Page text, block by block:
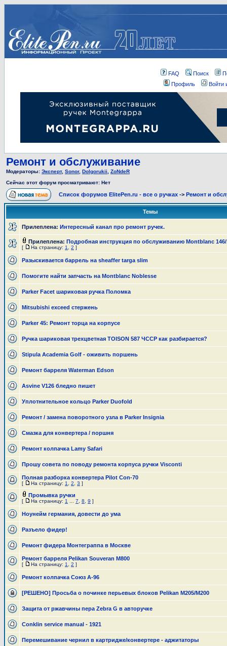
FAQ Поиск
Профиль
Войти
Ремонт и обслуживание
Модераторы: Эксперт, Sonor, Dolgorukii
ZoNdeR
Сейчас этот форум просматривают: Нет
Список форумов ElitePen.ru - все о ручках -> Ремонт и
Темы
Прилеплена: Интересный канал про ремонт ручек.
Прилеплена: Подробная инструкция по обслуживанию Montblanc 146/
[ На страницу: 1 2 ]
Разыскивается баррель на sheaffer targa slim
Помогите найти запчасть на Montblanс Nоblеssе
Parker Facet шариковая ручка Поломка
Mitsubishi exceed стержень
Parker 45: Ремонт торца на корпусе
Ручка шариковая трехцветная TOISON 587 ЧССР как разбирается?
Stipula Academia Golf - оживить поршень
Ремонт барреля Waterman Edson
Asvine V126 бледно пишет
Уплотнительное кольцо Parker Duofold
Ремонт / замена поворотного узла в Parker Insignia
Смазка для конвертера / поршня
Ремонт колпачка Lamy Safari
Прошу совета по поводу ремонта корпуса ручки Visconti
Полная разборка конвертера Pilot Con-70
[ На страницу: 1 2 3 ]
Промывка ручки
[ На страницу: 1 7 8 9 ]
Ноунейм германия, довести до ума
Разъело фидер!
Ремонт фидера Монтеграппа в Москве
Ремонт барреля Pelikan Souveran M800
[ На страницу: 1 2 ]
Ремонт колпачка Союз А-96
[РЕШЕНО] Просьба о починке перьевых блоков Pelikan M205/M200
Защита от ржавчины пера Zebra G в авторучке
Conklin service manual - 1921
Перемешивание чернил в картридже/конвертере - аджитаторы